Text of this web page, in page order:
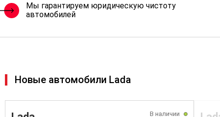
Мы гарантируем юридическую чистоту
автомобилей
Новые автомобили Lada
В наличии